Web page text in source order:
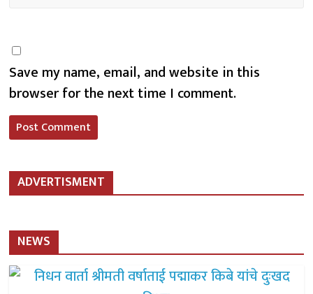
Save my name, email, and website in this
browser for the next time I comment.
ADVERTISMENT
NEWS